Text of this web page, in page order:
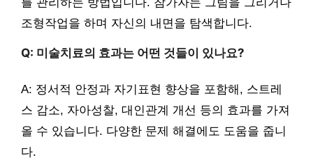
조형작업을 하며 자신의 내면을 탐색합니다.
Q: 미술치료의 효과는 어떤 것들이 있나요?
A: 정서적 안정과 자기표현 향상을 포함해, 스트레
스 감소, 자아성찰, 대인관계 개선 등의 효과를 가져
올 수 있습니다. 다양한 문제 해결에도 도움을 줍니
다.